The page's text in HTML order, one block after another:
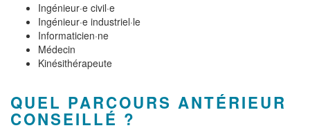
Ingénieur·e civil·e
Ingénieur·e industriel·le
Informaticien·ne
Médecin
Kinésithérapeute
QUEL PARCOURS ANTÉRIEUR
CONSEILLÉ ?